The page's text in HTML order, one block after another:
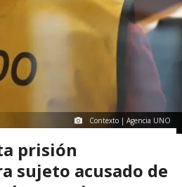
Contexto | Agencia UNO
prisión
sujeto acusado de